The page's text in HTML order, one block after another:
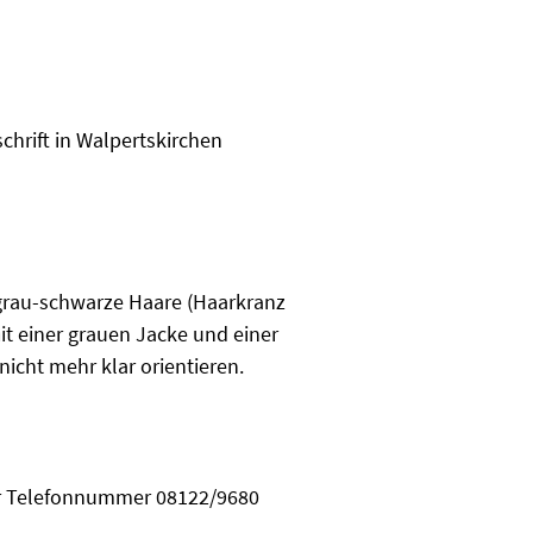
in Walpertskirchen
schwarze Haare (Haarkranz
einer grauen Jacke und einer
mehr klar orientieren.
08122/9680